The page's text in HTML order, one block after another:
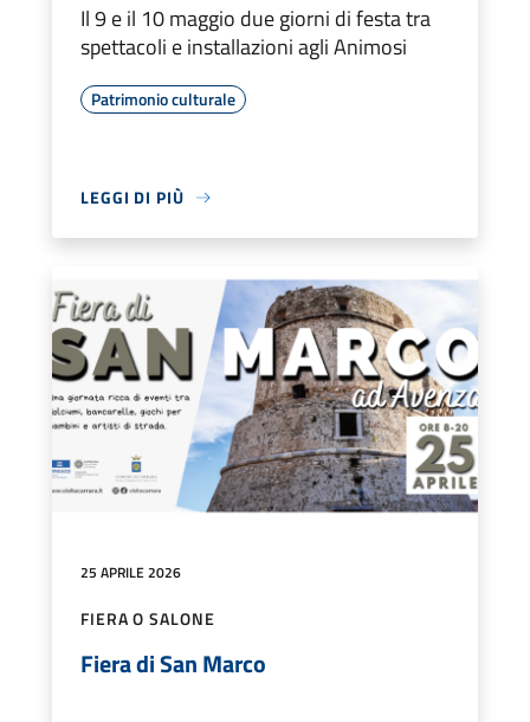
Il 9 e il 10 maggio due giorni di festa tra
spettacoli e installazioni agli Animosi
Patrimonio culturale
LEGGI DI PIÙ
25 APRILE 2026
FIERA O SALONE
Fiera di San Marco